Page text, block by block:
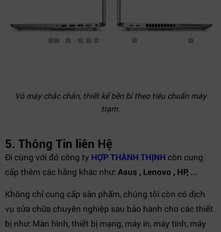
Vỏ máy chắc chắn, thiết kế bền bỉ theo tiêu chuẩn máy
trạm.
5. Thông Tin liên Hệ
Đi cùng với đó công ty HỢP THÀNH THỊNH còn cung
cấp thêm các hãng khác như: Asus , Lenovo , HP, ...
Không chỉ cung cấp sản phẩm, chúng tôi còn có dịch
vụ sửa chữa chuyên nghiệp sau bảo hành cho các thiết
bị như: Màn hình, thiết bị mạng, máy in, máy tính, máy